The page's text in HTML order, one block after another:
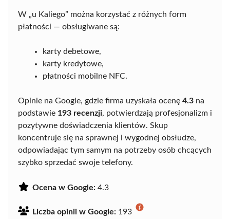
W „u Kaliego” można korzystać z różnych form
płatności — obsługiwane są:
karty debetowe,
karty kredytowe,
płatności mobilne NFC.
Opinie na Google, gdzie firma uzyskała ocenę 4.3 na
podstawie 193 recenzji, potwierdzają profesjonalizm i
pozytywne doświadczenia klientów. Skup
koncentruje się na sprawnej i wygodnej obsłudze,
odpowiadając tym samym na potrzeby osób chcących
szybko sprzedać swoje telefony.
Ocena w Google: 4.3
Liczba opinii w Google: 193